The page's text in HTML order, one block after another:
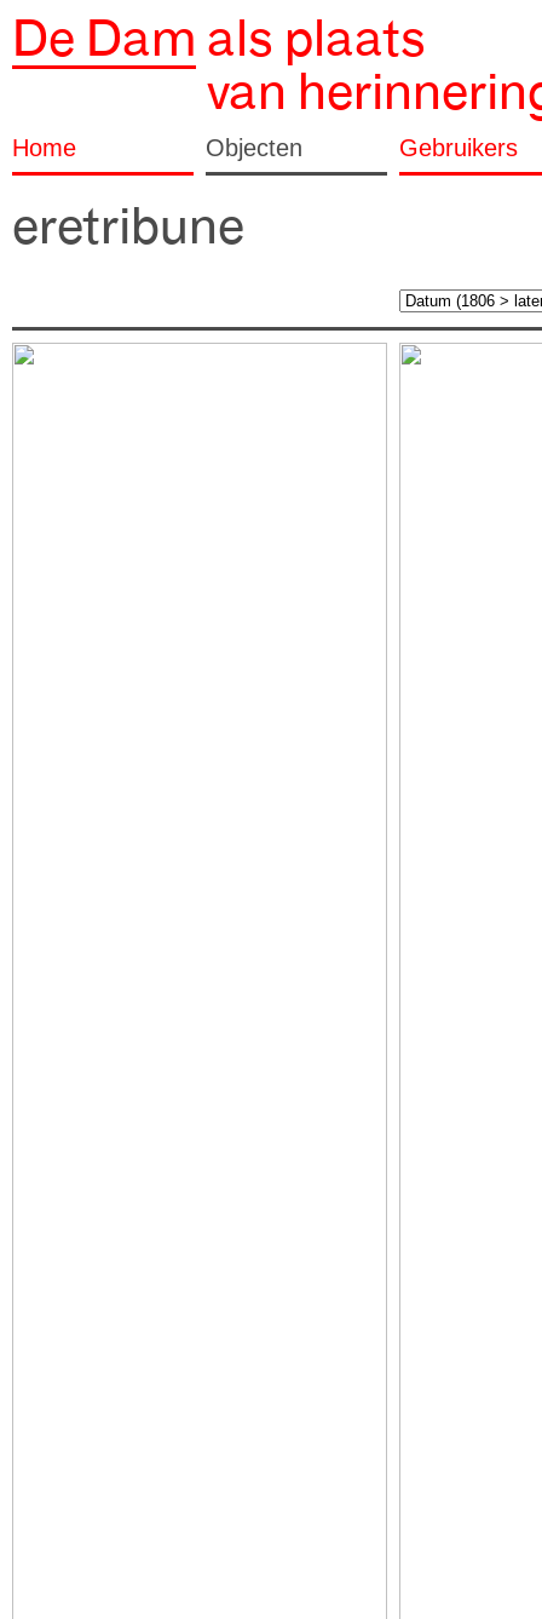
De Dam als plaats
van
Home Objecten Gebruikers
eretribune